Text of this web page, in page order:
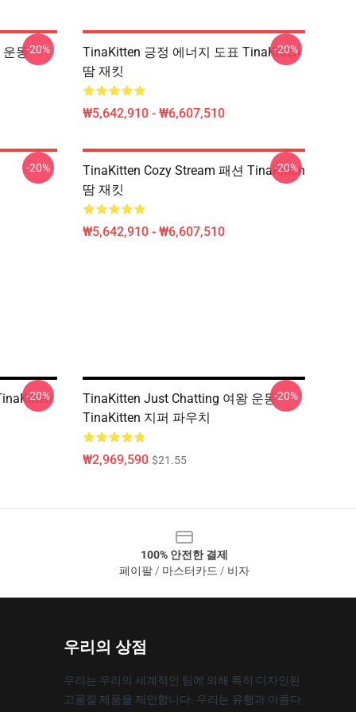
운동-20%
TinaKitten 긍정 에너지 도표 TinaKitten
땀 재킷
₩5,642,910 - ₩6,607,510
-20%
-20%
TinaKitten Cozy Stream 패션 TinaKitten
땀 재킷
₩5,642,910 - ₩6,607,510
-20%
-20%
TinaKitten Just Chatting 여왕 운동
TinaKitten 지퍼 파우치
₩2,969,590 $21.55
-20%
100% 안전한 결제
페이팔 / 마스터카드 / 비자
우리의 상점
우리는 우리의 세계적인 팀에 의해 특히 디자인된
고품질 제품을 제안합니다. 우리는 유행과 아름다